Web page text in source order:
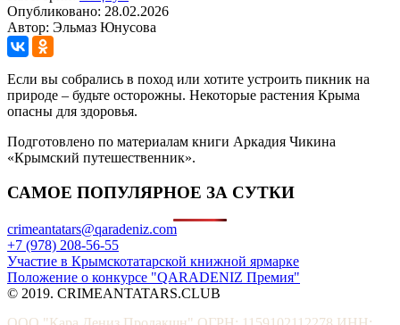
Опубликовано: 28.02.2026
Автор: Эльмаз Юнусова
Если вы собрались в поход или хотите устроить пикник на
природе – будьте осторожны. Некоторые растения Крыма
опасны для здоровья.
Подготовлено по материалам книги Аркадия Чикина
«Крымский путешественник».
САМОЕ ПОПУЛЯРНОЕ ЗА СУТКИ
crimeantatars@qaradeniz.com
+7 (978) 208-56-55
Участие в Крымскотатарской книжной ярмарке
Положение о конкурсе "QARADENIZ Премия"
© 2019. CRIMEANTATARS.CLUB